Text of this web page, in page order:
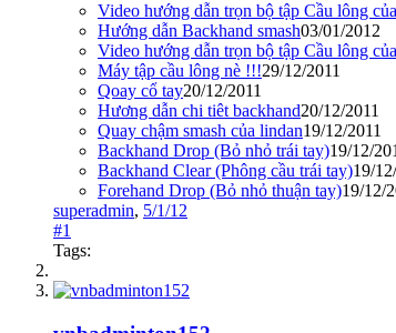
Video hướng dẫn trọn bộ tập Cầu lông
Hướng dẫn Backhand smash03/01/2012
Video hướng dẫn trọn bộ tập Cầu lông
Máy tập cầu lông nè !!!29/12/2011
Qoay cổ tay20/12/2011
Hương dẫn chi tiêt backhand20/12/2011
Quay chậm smash của lindan19/12/2011
Backhand Drop (Bỏ nhỏ trái tay)19/12/
Backhand Clear (Phông cầu trái tay)19/
Forehand Drop (Bỏ nhỏ thuận tay)19/12/
superadmin, 5/1/12
#1
Tags: